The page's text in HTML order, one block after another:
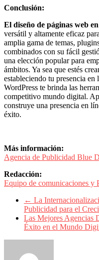
Periódicos
y
Producción
Gráfica
en
Colombia.
Conclusión:
El diseño de páginas web
versátil y altamente eficaz
amplia gama de temas,
combinados con su fácil
una elección popular para
ámbitos. Ya sea que estés
estableciendo tu presencia
WordPress te brinda las
competitivo mundo digital.
construye una presencia en
éxito.
Más información:
Agencia de Publicidad Blue
Redacción:
Equipo de comunicaciones
← La
Publicidad para el
Las Mejores Agencias
Éxito en el Mundo